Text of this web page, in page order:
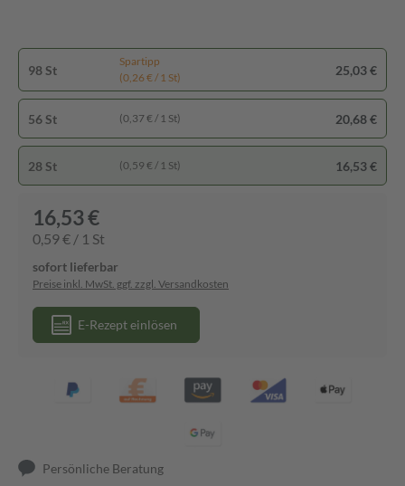
98 St
Spartipp
(0,26 € / 1 St)
25,03 €
56 St (0,37 € / 1 St) 20,68 €
28 St (0,59 € / 1 St) 16,53 €
16,53 €
0,59 € / 1 St
sofort lieferbar
Preise inkl. MwSt. ggf. zzgl. Versandkosten
E-Rezept einlösen
Persönliche Beratung